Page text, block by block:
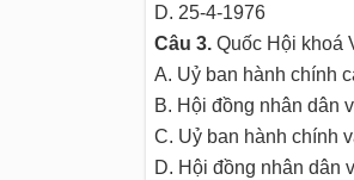
D. 25-4-1976
Câu 3.Quốc Hội khoá
A. Uỷ ban hành chính
B. Hội đồng nhân dân
C. Uỷ ban hành chính
D. Hội đồng nhân dân